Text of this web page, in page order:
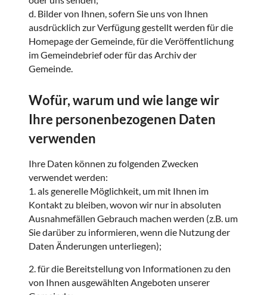
d. Bilder von Ihnen, sofern Sie uns von Ihnen
ausdrücklich zur Verfügung gestellt werden für die
Homepage der Gemeinde, für die Veröffentlichung
im Gemeindebrief oder für das Archiv der
Gemeinde.
Wofür, warum und wie lange wir
Ihre personenbezogenen Daten
verwenden
Ihre Daten können zu folgenden Zwecken
verwendet werden:
1. als generelle Möglichkeit, um mit Ihnen im
Kontakt zu bleiben, wovon wir nur in absoluten
Ausnahmefällen Gebrauch machen werden (z.B. um
Sie darüber zu informieren, wenn die Nutzung der
Daten Änderungen unterliegen);
2. für die Bereitstellung von Informationen zu den
von Ihnen ausgewählten Angeboten unserer